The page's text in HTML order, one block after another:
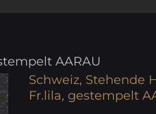
AARAU
Schweiz, Stehende
Fr.lila, gestempelt